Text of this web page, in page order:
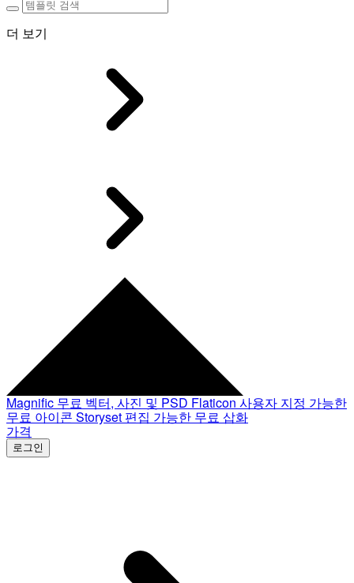
더 보기
Magnific 무료 벡터, 사진 및 PSD Flaticon 사용자 지정 가능한
무료 아이콘 Storyset 편집 가능한 무료 삽화
가격
로그인